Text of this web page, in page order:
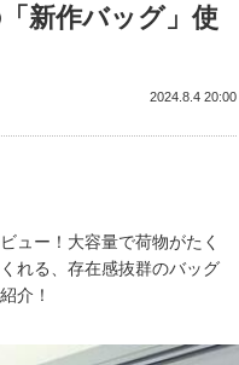
新作バッグ」使
2024.8.4 20:00
ュー！大容量で荷物がたく
れる、存在感抜群のバッグ
介！